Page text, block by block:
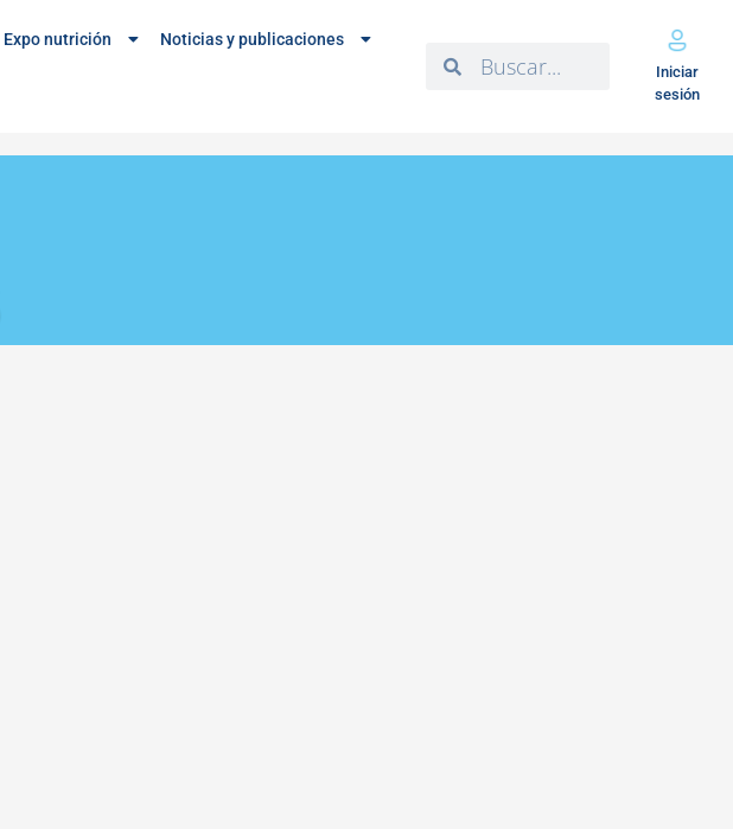
Expo nutrición Noticias y publicaciones
Iniciar
sesión